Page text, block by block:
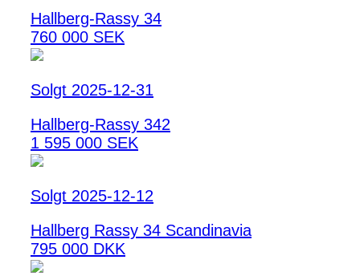
Hallberg-Rassy 34
760 000 SEK
Solgt 2025-12-31
Hallberg-Rassy 342
1 595 000 SEK
Solgt 2025-12-12
Hallberg Rassy 34 Scandinavia
795 000 DKK